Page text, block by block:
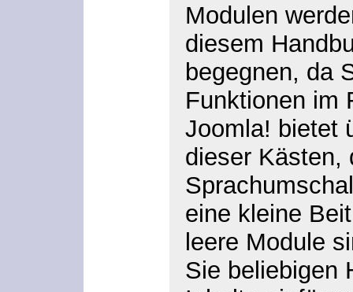
Modulen
diesem
begegnen, da
Funktionen im
Joomla! bietet
dieser Kästen,
eine kleine
leere Module
Sie beliebigen